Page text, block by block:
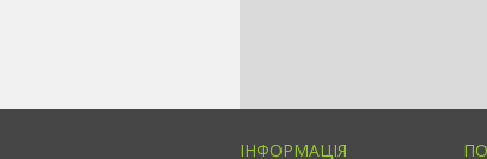
ІНФОРМАЦІЯ